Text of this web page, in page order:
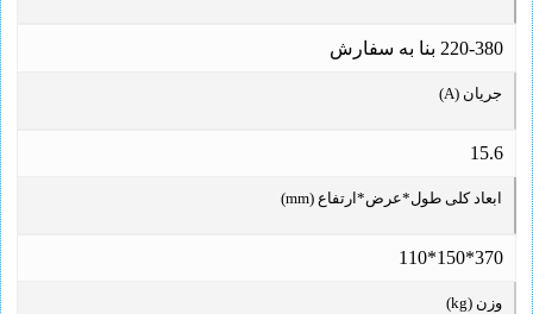
220-380 بنا به سفارش
جریان (A)
15.6
ابعاد کلی طول*عرض*ارتفاع (mm)
370*150*110
وزن (kg)